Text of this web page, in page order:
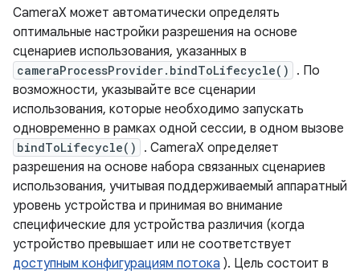
CameraX может автоматически определять
оптимальные настройки разрешения на основе
сценариев использования, указанных в
cameraProcessProvider.bindToLifecycle()
. По
возможности, указывайте все сценарии
использования, которые необходимо запускать
одновременно в рамках одной сессии, в одном вызове
bindToLifecycle()
. CameraX определяет
разрешения на основе набора связанных сценариев
использования, учитывая поддерживаемый аппаратный
уровень устройства и принимая во внимание
специфические для устройства различия (когда
устройство превышает или не соответствует
доступным конфигурациям потока ). Цель состоит в